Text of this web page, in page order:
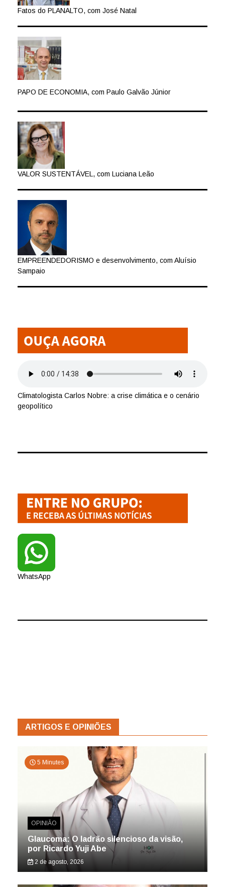
Fatos do PLANALTO, com José Natal
PAPO DE ECONOMIA, com Paulo Galvão Júnior
VALOR SUSTENTÁVEL, com Luciana Leão
EMPREENDEDORISMO e desenvolvimento, com Aluísio
Sampaio
Climatologista Carlos Nobre: a crise climática e o cenário
geopolítico
WhatsApp
ARTIGOS E OPINIÕES
5 Minutes
OPINIÃO
Glaucoma: O ladrão silencioso da visão,
por Ricardo Yuji Abe
2 de agosto, 2026